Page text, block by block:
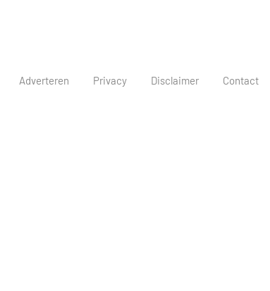
Adverteren Privacy Disclaimer Contact